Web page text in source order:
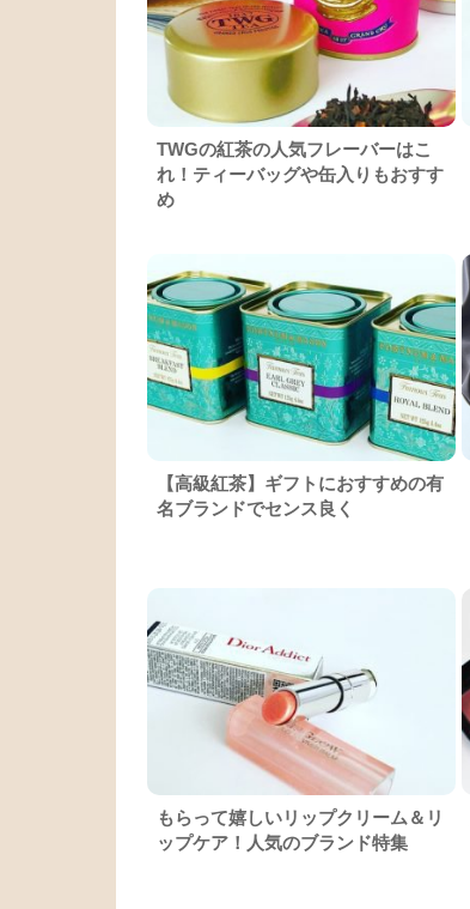
TWGの紅茶の人気フレーバーはこ
れ！ティーバッグや缶入りもおすす
め
【高級紅茶】ギフトにおすすめの有
名ブランドでセンス良く
もらって嬉しいリップクリーム＆リ
ップケア！人気のブランド特集